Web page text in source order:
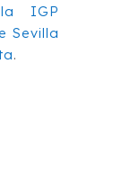
IGP
Sevilla
.